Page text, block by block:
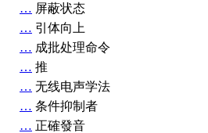
… 屏蔽状态
… 引体向上
… 成批处理命令
… 推
… 无线电声学法
… 条件抑制者
… 正確發音